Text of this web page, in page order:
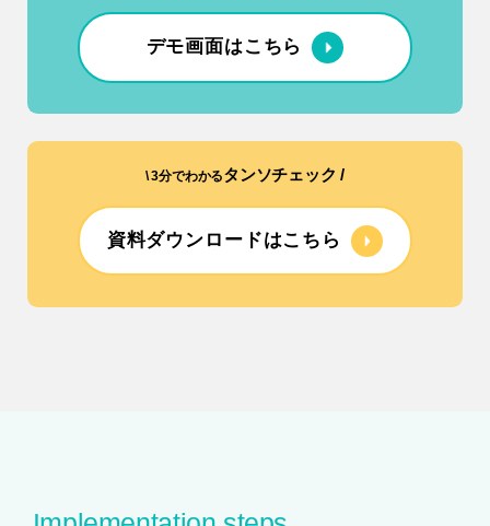
デモ画面はこちら
\ 3分でわかるタンソチェック /
資料ダウンロードはこちら